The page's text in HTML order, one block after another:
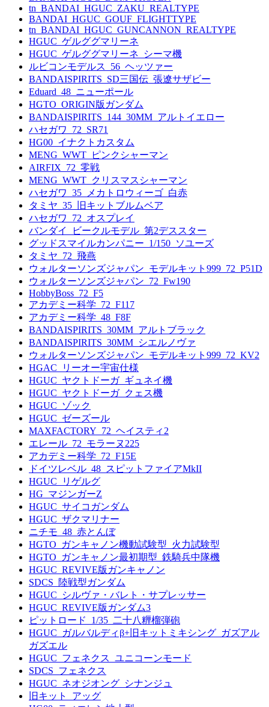
tn_BANDAI_HGUC_ZAKU_REALTYPE
BANDAI_HGUC_GOUF_FLIGHTTYPE
tn_BANDAI_HGUC_GUNCANNON_REALTYPE
HGUC_ゲルググマリーネ
HGUC_ゲルググマリーネ_シーマ機
ルビコンモデルス_56_ヘッツァー
BANDAISPIRITS_SD三国伝_張遼サザビー
Eduard_48_ニューポール
HGTO_ORIGIN版ガンダム
BANDAISPIRITS_144_30MM_アルトイエロー
ハセガワ_72_SR71
HG00_イナクトカスタム
MENG_WWT_ピンクシャーマン
AIRFIX_72_零戦
MENG_WWT_クリスマスシャーマン
ハセガワ_35_メカトロウィーゴ_白赤
タミヤ_35_旧キットブルムベア
ハセガワ_72_オスプレイ
バンダイ_ビークルモデル_第2デススター
グッドスマイルカンパニー_1/150_ソユーズ
タミヤ_72_飛燕
ウォルターソンズジャパン_モデルキット999_72_P51D
ウォルターソンズジャパン_72_Fw190
HobbyBoss_72_F5
アカデミー科学_72_F117
アカデミー科学_48_F8F
BANDAISPIRITS_30MM_アルトブラック
BANDAISPIRITS_30MM_シエルノヴァ
ウォルターソンズジャパン_モデルキット999_72_KV2
HGAC_リーオー宇宙仕様
HGUC_ヤクトドーガ_ギュネイ機
HGUC_ヤクトドーガ_クェス機
HGUC_ゾック
HGUC_ゼーズール
MAXFACTORY_72_ヘイスティ2
エレール_72_モラーヌ225
アカデミー科学_72_F15E
ドイツレベル_48_スピットファイアMkII
HGUC_リゲルグ
HG_マジンガーZ
HGUC_サイコガンダム
HGUC_ザクマリナー
ニチモ_48_赤とんぼ
HGTO_ガンキャノン機動試験型_火力試験型
HGTO_ガンキャノン最初期型_鉄騎兵中隊機
HGUC_REVIVE版ガンキャノン
SDCS_陸戦型ガンダム
HGUC_シルヴァ・バレト・サプレッサー
HGUC_REVIVE版ガンダム3
ピットロード_1/35_二十八糎榴弾砲
HGUC_ガルバルディβ+旧キットミキシング_ガズアル
ガズエル
HGUC_フェネクス_ユニコーンモード
SDCS_フェネクス
HGUC_ネオジオング_シナンジュ
旧キット_アッグ